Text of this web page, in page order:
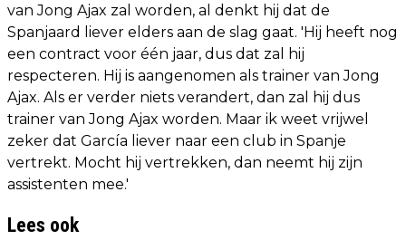
van Jong Ajax zal worden, al denkt hij dat de
Spanjaard liever elders aan de slag gaat. 'Hij heeft nog
een contract voor één jaar, dus dat zal hij
respecteren. Hij is aangenomen als trainer van Jong
Ajax. Als er verder niets verandert, dan zal hij dus
trainer van Jong Ajax worden. Maar ik weet vrijwel
zeker dat García liever naar een club in Spanje
vertrekt. Mocht hij vertrekken, dan neemt hij zijn
assistenten mee.'
Lees ook